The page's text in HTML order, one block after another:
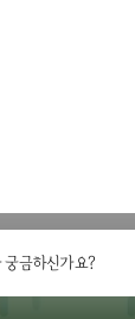
금하신가요?